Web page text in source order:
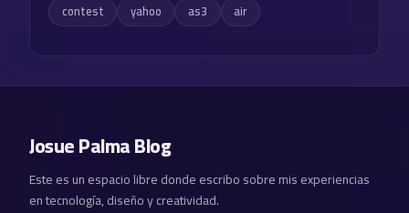
contest
yahoo as3 air
Josue Palma Blog
Este es un espacio libre donde escribo sobre mis experiencias
en tecnología, diseño y creatividad.